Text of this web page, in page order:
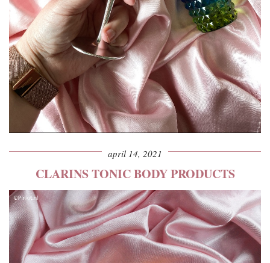
april 14, 2021
CLARINS TONIC BODY PRODUCTS